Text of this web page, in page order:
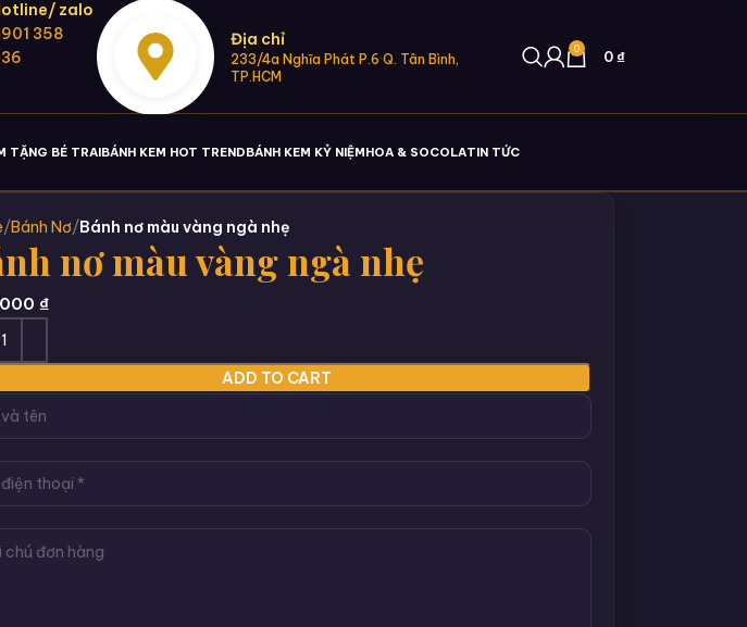
zalo
358
Địa chỉ
233/4a Nghĩa Phát P.6 Q. Tân Bình,
TP.HCM
0 0₫
TẶNG BÉ TRAIBÁNH KEM HOT TRENDBÁNH KEM KỶ NIỆMHOA & SOCOLATIN TỨC
Bánh Nơ Bánh nơ màu vàng ngà nhẹ
nơ màu vàng ngà nhẹ
₫
ADD TO CART